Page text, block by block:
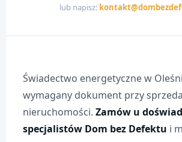
lub napisz:
Świadectwo energetyczne w
wymagany dokument przy
nieruchomości. Zamów u
specjalistów Dom bez Defektu i